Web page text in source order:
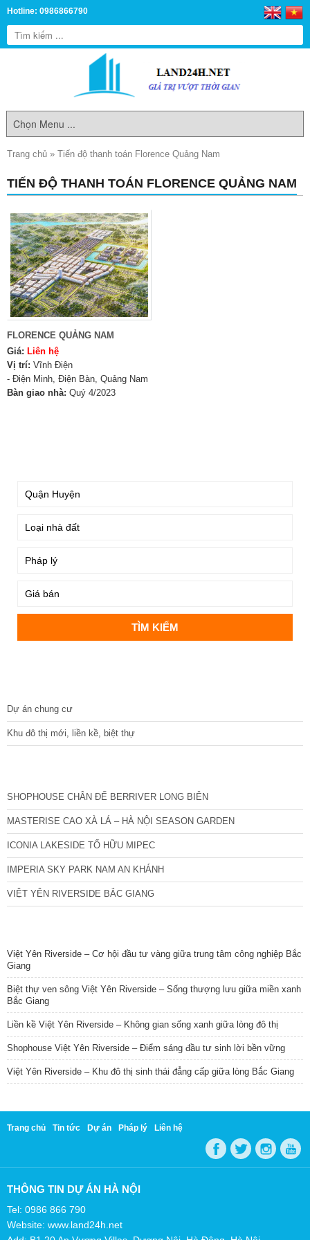
Hotline: 0986866790
Trang chủ » Tiến độ thanh toán Florence Quảng Nam
TIẾN ĐỘ THANH TOÁN FLORENCE QUẢNG NAM
FLORENCE QUẢNG NAM
Giá: Liên hệ
Vị trí: Vĩnh Điện
- Điện Minh, Điện Bàn, Quảng Nam
Bàn giao nhà: Quý 4/2023
Dự án chung cư
Khu đô thị mới, liền kề, biệt thự
SHOPHOUSE CHÂN ĐẾ BERRIVER LONG BIÊN
MASTERISE CAO XÀ LÁ – HÀ NỘI SEASON GARDEN
ICONIA LAKESIDE TỐ HỮU MIPEC
IMPERIA SKY PARK NAM AN KHÁNH
VIỆT YÊN RIVERSIDE BẮC GIANG
Việt Yên Riverside – Cơ hội đầu tư vàng giữa trung tâm công nghiệp Bắc
Giang
Biệt thự ven sông Việt Yên Riverside – Sống thượng lưu giữa miền xanh
Bắc Giang
Liền kề Việt Yên Riverside – Không gian sống xanh giữa lòng đô thị
Shophouse Việt Yên Riverside – Điểm sáng đầu tư sinh lời bền vững
Việt Yên Riverside – Khu đô thị sinh thái đẳng cấp giữa lòng Bắc Giang
Trang chủ Tin tức Dự án Pháp lý Liên hệ
THÔNG TIN DỰ ÁN HÀ NỘI
Tel: 0986 866 790
Website: www.land24h.net